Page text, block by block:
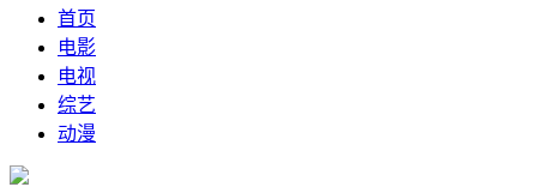
首页
电影
电视
综艺
动漫